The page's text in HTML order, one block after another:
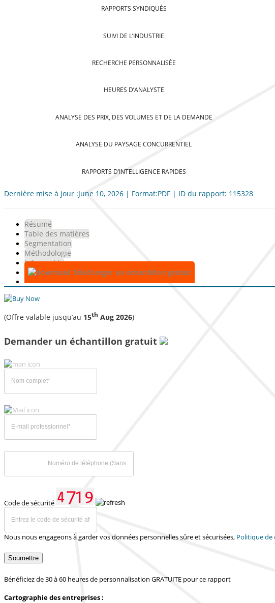
RAPPORTS SYNDIQUÉS
SUIVI DE L’INDUSTRIE
RECHERCHE PERSONNALISÉE
HEURES D’ANALYSTE
ANALYSE DES PRIX, DES VOLUMES ET DE LA DEMANDE
ANALYSE DU PAYSAGE CONCURRENTIEL
RAPPORTS D’INTELLIGENCE RAPIDES
Dernière mise à jour :June 10, 2026 | Format:PDF | ID du rapport: 115328
Résumé
Table des matières
Segmentation
Méthodologie
Infographie
Télécharger un échantillon gratuit
(Offre valable jusqu’au 15th Aug 2026)
Demander un échantillon gratuit
Code de sécurité
Nous nous engageons à garder vos données personnelles sûre et sécurisées, Politique
Soumettre
Bénéficiez de 30 à 60 heures de personnalisation GRATUITE pour ce rapport
Cartographie des entreprises :